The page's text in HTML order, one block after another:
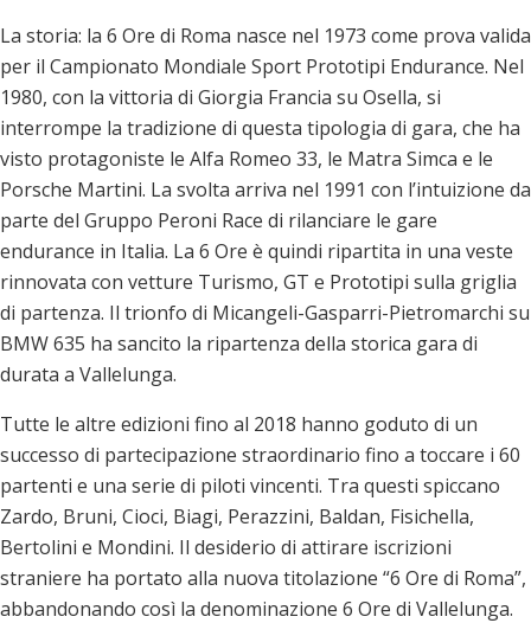
La storia: la 6 Ore di Roma nasce nel 1973 come prova valida
per il Campionato Mondiale Sport Prototipi Endurance. Nel
1980, con la vittoria di Giorgia Francia su Osella, si
interrompe la tradizione di questa tipologia di gara, che ha
visto protagoniste le Alfa Romeo 33, le Matra Simca e le
Porsche Martini. La svolta arriva nel 1991 con l’intuizione da
parte del Gruppo Peroni Race di rilanciare le gare
endurance in Italia. La 6 Ore è quindi ripartita in una veste
rinnovata con vetture Turismo, GT e Prototipi sulla griglia
di partenza. Il trionfo di Micangeli-Gasparri-Pietromarchi su
BMW 635 ha sancito la ripartenza della storica gara di
durata a Vallelunga.
Tutte le altre edizioni fino al 2018 hanno goduto di un
successo di partecipazione straordinario fino a toccare i 60
partenti e una serie di piloti vincenti. Tra questi spiccano
Zardo, Bruni, Cioci, Biagi, Perazzini, Baldan, Fisichella,
Bertolini e Mondini. Il desiderio di attirare iscrizioni
straniere ha portato alla nuova titolazione “6 Ore di Roma”,
abbandonando così la denominazione 6 Ore di Vallelunga.